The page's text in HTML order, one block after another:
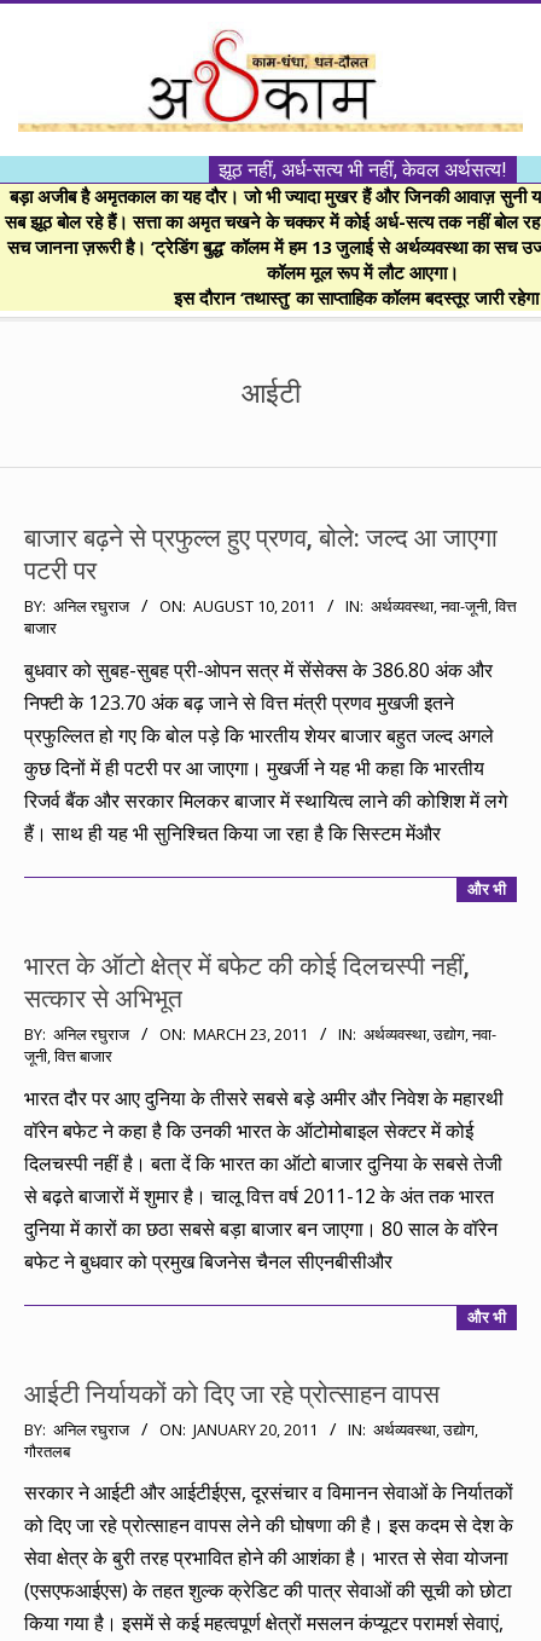
।।
अर्थकाम।।
BE
FINANCIALLY
झूठ नहीं, अर्ध-सत्य भी नहीं, केवल अर्थसत्य!
बड़ा अजीब है अमृतकाल का यह दौर। जो भी ज्यादा मुखर हैं और जिनकी आवाज़ सुनी
सब झूठ बोल रहे हैं। सत्ता का अमृत चखने के चक्कर में कोई अर्ध-सत्य तक नहीं बोल
सच जानना ज़रूरी है। ‘ट्रेडिंग बुद्ध’ कॉलम में हम 13 जुलाई से अर्थव्यवस्था का सच
कॉलम मूल रूप में लौट आएगा।
इस दौरान ‘तथास्तु’ का साप्ताहिक कॉलम बदस्तूर जारी
आईटी
बाजार बढ़ने से प्रफुल्ल हुए प्रणव, बोले: जल्द आ जाएगा
पटरी पर
2011-
08-
10
BY: अनिल रघुराज ON: AUGUST 10, 2011 IN: अर्थव्यवस्था,नवा-जूनी,वित्त
बाजार
बुधवार को सुबह-सुबह प्री-ओपन सत्र में सेंसेक्स के 386.80 अंक और
निफ्टी के 123.70 अंक बढ़ जाने से वित्त मंत्री प्रणव मुखजी इतने
प्रफुल्लित हो गए कि बोल पड़े कि भारतीय शेयर बाजार बहुत जल्द अगले
कुछ दिनों में ही पटरी पर आ जाएगा। मुखर्जी ने यह भी कहा कि भारतीय
रिजर्व बैंक और सरकार मिलकर बाजार में स्थायित्व लाने की कोशिश में लगे
हैं। साथ ही यह भी सुनिश्चित किया जा रहा है कि सिस्टम मेंऔर
और भी
भारत के ऑटो क्षेत्र में बफेट की कोई दिलचस्पी नहीं,
सत्कार से अभिभूत
2011-
03-
23
BY: अनिल रघुराज ON: MARCH 23, 2011 IN: अर्थव्यवस्था,उद्योग,नवा-
जूनी,वित्त बाजार
भारत दौर पर आए दुनिया के तीसरे सबसे बड़े अमीर और निवेश के महारथी
वॉरेन बफेट ने कहा है कि उनकी भारत के ऑटोमोबाइल सेक्टर में कोई
दिलचस्पी नहीं है। बता दें कि भारत का ऑटो बाजार दुनिया के सबसे तेजी
से बढ़ते बाजारों में शुमार है। चालू वित्त वर्ष 2011-12 के अंत तक भारत
दुनिया में कारों का छठा सबसे बड़ा बाजार बन जाएगा। 80 साल के वॉरेन
बफेट ने बुधवार को प्रमुख बिजनेस चैनल सीएनबीसीऔर
और भी
आईटी निर्यायकों को दिए जा रहे प्रोत्साहन वापस
2011-
01-
20
BY: अनिल रघुराज ON: JANUARY 20, 2011 IN: अर्थव्यवस्था,उद्योग,
गौरतलब
सरकार ने आईटी और आईटीईएस, दूरसंचार व विमानन सेवाओं के निर्यातकों
को दिए जा रहे प्रोत्साहन वापस लेने की घोषणा की है। इस कदम से देश के
सेवा क्षेत्र के बुरी तरह प्रभावित होने की आशंका है। भारत से सेवा योजना
(एसएफआईएस) के तहत शुल्क क्रेडिट की पात्र सेवाओं की सूची को छोटा
किया गया है। इसमें से कई महत्वपूर्ण क्षेत्रों मसलन कंप्यूटर परामर्श सेवाएं,